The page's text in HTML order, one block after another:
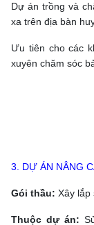
Dự án trồng và
xa trên địa bàn
Ưu tiên cho các
xuyên chăm sóc
3. DỰ ÁN NÂNG
Gói thầu: Xây lắp
Thuộc dự án: